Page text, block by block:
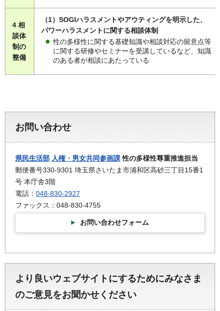
4 相
談体
制の
整備
（1）SOGIハラスメントやアウティングを明示した、
パワーハラスメントに関する相談体制
性の多様性に関する基礎知識や相談対応の留意点等
に関する研修やセミナーを受講しているなど、知識
のある者が相談にあたっている
お問い合わせ
県民生活部 人権・男女共同参画課性の多様性尊重推進担当
郵便番号330-9301 埼玉県さいたま市浦和区高砂三丁目15番1
号 本庁舎3階
電話： 048-830-2927
ファックス：048-830-4755
お問い合わせフォーム
より良いウェブサイトにするためにみなさま
のご意見をお聞かせください